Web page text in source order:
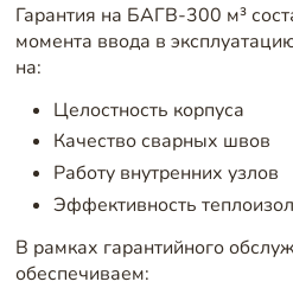
Гарантия на БАГВ-300 м³
момента ввода в
на:
Целостность корпуса
Качество сварных швов
Работу внутренних узлов
Эффективность
В рамках гарантийного
обеспечиваем: